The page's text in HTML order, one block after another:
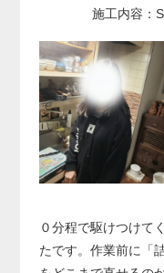
施工内容：
０分程で駆けつけて
たです。作業前に「